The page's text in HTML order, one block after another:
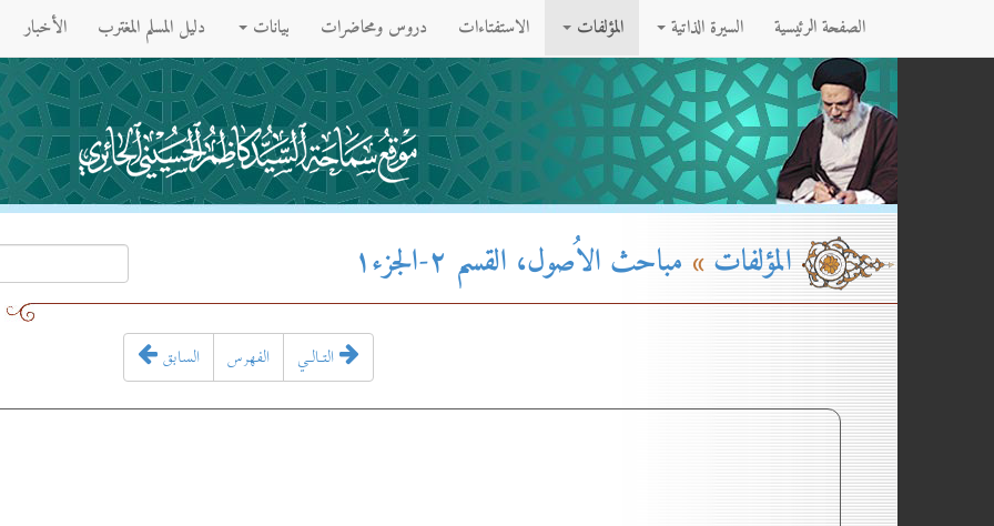
الصفحة الرئيسية السيرة الذاتية المؤلفات الاستفتاءات دروس ومحاضرات بيانات دليل المسلم المغترب الأخبار
المؤلفات»مباحث الاُصول، القسم ۲-الجزء۱
السابق الفهرس التـالـي